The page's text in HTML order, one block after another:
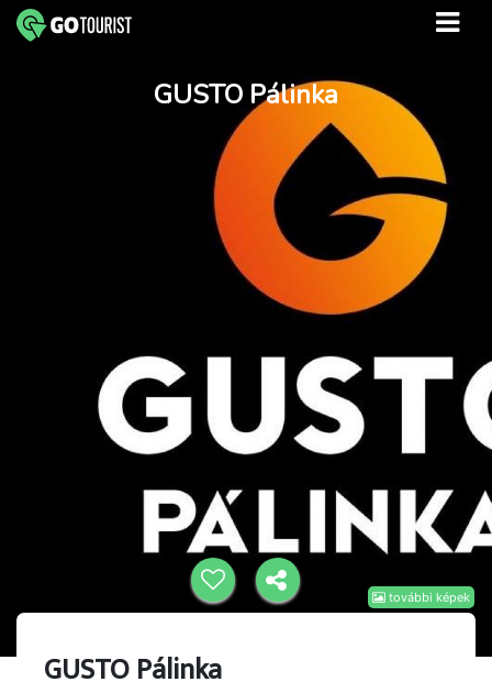
további képek
GUSTO Pálinka
GUSTO Pálinka